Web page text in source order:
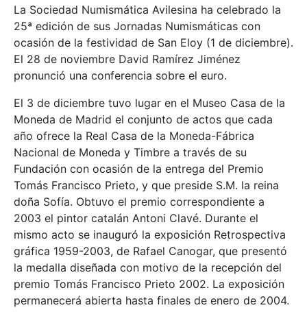
La Sociedad Numismática Avilesina ha celebrado la
25ª edición de sus Jornadas Numismáticas con
ocasión de la festividad de San Eloy (1 de diciembre).
El 28 de noviembre David Ramírez Jiménez
pronunció una conferencia sobre el euro.
El 3 de diciembre tuvo lugar en el Museo Casa de la
Moneda de Madrid el conjunto de actos que cada
año ofrece la Real Casa de la Moneda-Fábrica
Nacional de Moneda y Timbre a través de su
Fundación con ocasión de la entrega del Premio
Tomás Francisco Prieto, y que preside S.M. la reina
doña Sofía. Obtuvo el premio correspondiente a
2003 el pintor catalán Antoni Clavé. Durante el
mismo acto se inauguró la exposición Retrospectiva
gráfica 1959-2003, de Rafael Canogar, que presentó
la medalla diseñada con motivo de la recepción del
premio Tomás Francisco Prieto 2002. La exposición
permanecerá abierta hasta finales de enero de 2004.